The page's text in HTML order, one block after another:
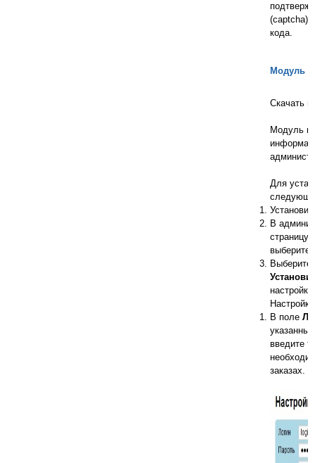
(captcha),
кода.
Модуль
Скачать
Модуль
Для
В
страницу
выберите
Выберите
В поле
введите
заказах.